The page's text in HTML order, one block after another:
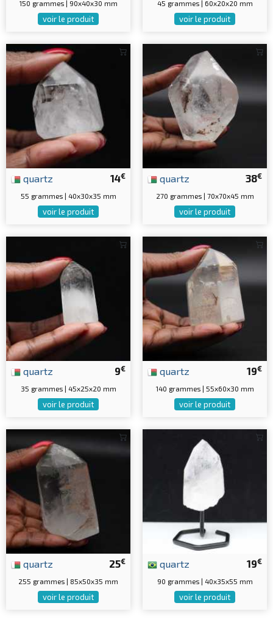
150 grammes | 90x40x30 mm
voir le produit
45 grammes | 60x20x20 mm
voir le produit
14€
quartz
55 grammes | 40x30x35 mm
voir le produit
38€
quartz
270 grammes | 70x70x45 mm
voir le produit
9€
quartz
35 grammes | 45x25x20 mm
voir le produit
19€
quartz
140 grammes | 55x60x30 mm
voir le produit
25€
quartz
255 grammes | 85x50x35 mm
voir le produit
19€
quartz
90 grammes | 40x35x55 mm
voir le produit